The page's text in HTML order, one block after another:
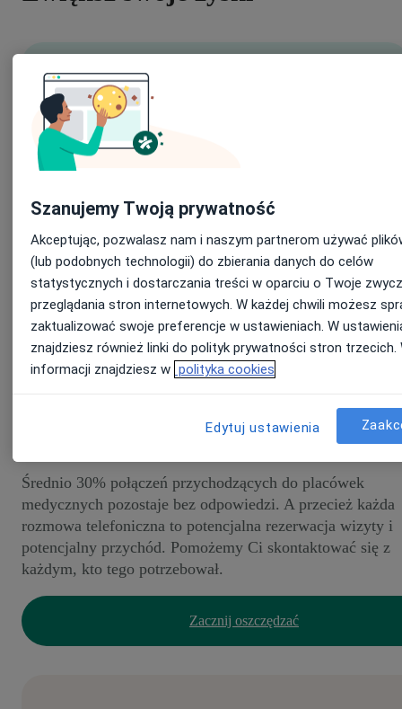
Średnio 30% połączeń przychodzących do placówek
medycznych pozostaje bez odpowiedzi. A przecież każda
rozmowa telefoniczna to potencjalna rezerwacja wizyty i
potencjalny przychód. Pomożemy Ci skontaktować się z
każdym, kto tego potrzebował.
Zacznij oszczędzać
Szanujemy Twoją prywatność
Akceptując, pozwalasz nam i naszym partnerom używać
(lub podobnych technologii) do zbierania danych do celów
statystycznych i dostarczania treści w oparciu o Twoje
przeglądania stron internetowych. W każdej chwili możesz
zaktualizować swoje preferencje w ustawieniach. W
znajdziesz również linki do polityk prywatności stron trzecich.
informacji znajdziesz w polityka cookies
Edytuj ustawienia